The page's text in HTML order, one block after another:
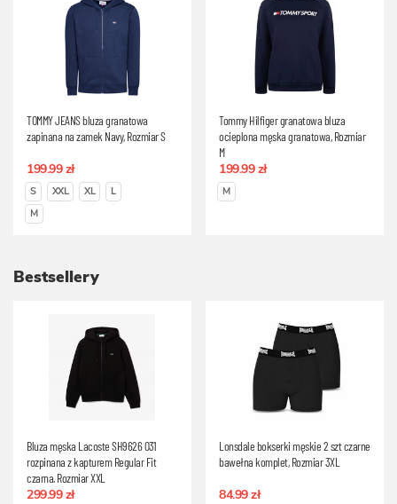
TOMMY JEANS bluza granatowa
zapinana na zamek Navy, Rozmiar S
199.99 zł
S XXL XL
L
M
Tommy Hilfiger granatowa bluza
ocieplona męska granatowa, Rozmiar
M
199.99 zł
M
Bestsellery
Bluza męska Lacoste SH9626 031
rozpinana z kapturem Regular Fit
czarna, Rozmiar XXL
299.99 zł
Lonsdale bokserki męskie 2 szt czarne
bawełna komplet, Rozmiar 3XL
84.99 zł